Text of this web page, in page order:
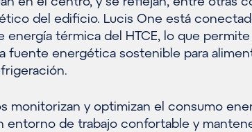
del edificio. Lucis One está
energía térmica del HTCE, lo que
fuente energética sostenible para
monitorizan y optimizan el consumo
entorno de trabajo confortable y